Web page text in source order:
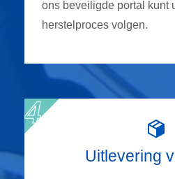
ons beveiligde portal kunt
herstelproces volgen.
Uitlevering